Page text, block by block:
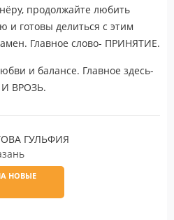
продолжайте любить
и готовы делиться с этим
Главное слово- ПРИНЯТИЕ.
и балансе. Главное здесь-
ВРОЗЬ.
ГУЛЬФИЯ
НОВЫЕ